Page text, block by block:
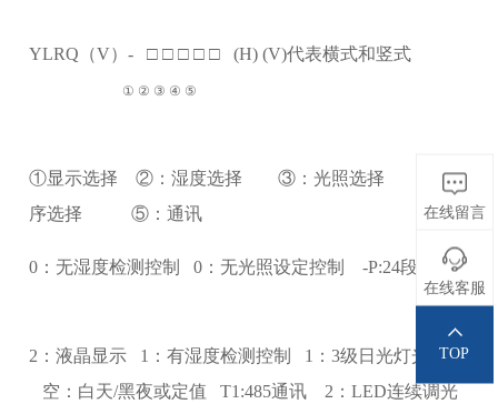
YLRQ（V）- □ □ □ □ □ (H) (V)代表横式和竖式
① ② ③ ④ ⑤
①显示选择 ②：湿度选择 ③：光照选择 ④：程
序选择 ⑤：通讯
0：无湿度检测控制 0：无光照设定控制 -P:24段程序
2：液晶显示 1：有湿度检测控制 1：3级日光灯光照
空：白天/黑夜或定值 T1:485通讯 2：LED连续调光
在线留言
在线客服
TOP